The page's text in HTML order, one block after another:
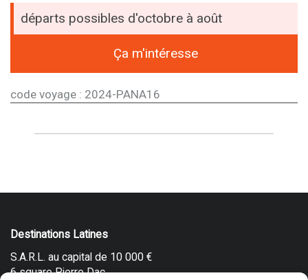
départs possibles d'octobre à août
Ça m'intéresse
code voyage : 2024-PANA16
Destinations Latines
S.A.R.L. au capital de 10 000 €
6 square Pierre Dac